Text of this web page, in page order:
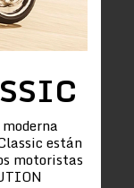
están
motoristas